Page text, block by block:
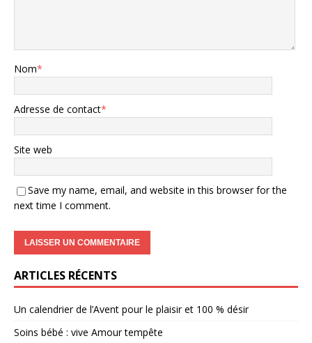
Nom*
Adresse de contact*
Site web
Save my name, email, and website in this browser for the
next time I comment.
ARTICLES RÉCENTS
Un calendrier de l’Avent pour le plaisir et 100 % désir
Soins bébé : vive Amour tempête